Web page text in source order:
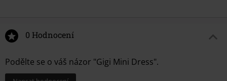
0 Hodnocení
Podělte se o váš názor "Gigi Mini Dress".